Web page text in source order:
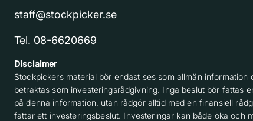
staff@stockpicker.se
Tel. 08-6620669
Disclaimer
Stockpickers material bör endast ses som allmän information
betraktas som investeringsrådgivning. Inga beslut bör fattas
på denna information, utan rådgör alltid med en finansiell
fattar ett investeringsbeslut. Investeringar kan både öka och